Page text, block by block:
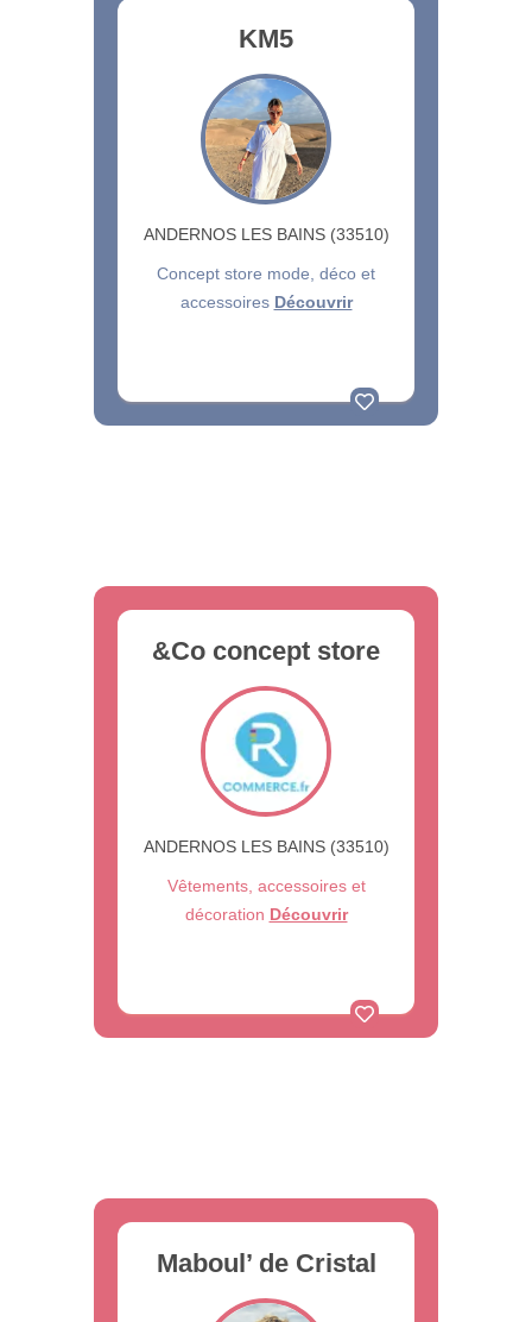
KM5
ANDERNOS LES BAINS (33510)
Concept store mode, déco et
accessoires Découvrir
&Co concept store
ANDERNOS LES BAINS (33510)
Vêtements, accessoires et
décoration Découvrir
Maboul’ de Cristal